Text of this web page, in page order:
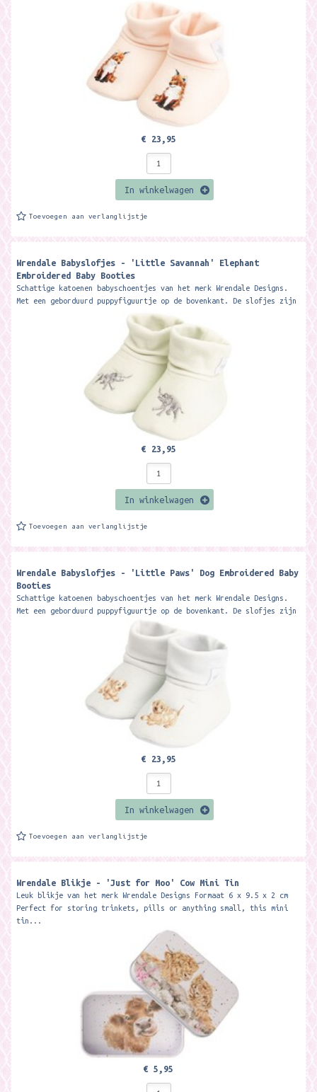
€ 23,95
In winkelwagen
Toevoegen aan verlanglijstje
Wrendale Babyslofjes - 'Little Savannah' Elephant
Embroidered Baby Booties
Schattige katoenen babyschoentjes van het merk Wrendale Designs.
Met een geborduurd puppyfiguurtje op de bovenkant. De slofjes zijn
€ 23,95
In winkelwagen
Toevoegen aan verlanglijstje
Wrendale Babyslofjes - 'Little Paws' Dog Embroidered Baby
Booties
Schattige katoenen babyschoentjes van het merk Wrendale Designs.
Met een geborduurd puppyfiguurtje op de bovenkant. De slofjes zijn
€ 23,95
In winkelwagen
Toevoegen aan verlanglijstje
Wrendale Blikje - 'Just for Moo' Cow Mini Tin
Leuk blikje van het merk Wrendale Designs Formaat 6 x 9.5 x 2 cm
Perfect for storing trinkets, pills or anything small, this mini
tin...
€ 5,95